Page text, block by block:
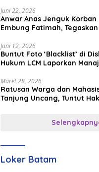
Juni 22, 2026
Anwar Anas Jenguk Korban
Embung Fatimah,
Juni 12, 2026
Buntut Foto ‘Blacklist’ di
Hukum LCM Laporkan
Maret 28, 2026
Ratusan Warga dan
Tanjung Uncang, Tuntut
Loker Batam